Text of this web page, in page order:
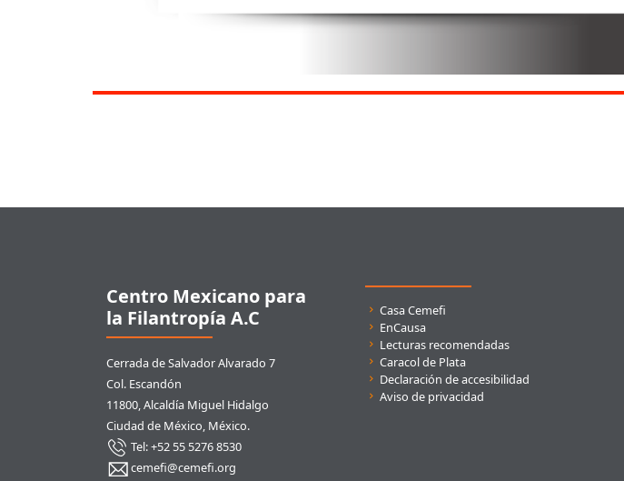
Centro Mexicano para
la Filantropía A.C
Cerrada de Salvador Alvarado 7
Col. Escandón
11800, Alcaldía Miguel Hidalgo
Ciudad de México, México.
Tel: +52 55 5276 8530
cemefi@cemefi.org
Enlaces rápidos
Casa Cemefi
EnCausa
Lecturas recomendadas
Caracol de Plata
Declaración de accesibilidad
Aviso de privacidad